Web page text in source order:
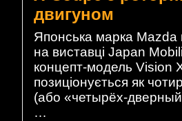
двигуном
Японська марка Mazda
на виставці Japan
концепт-модель Vision
позиціонується як
(або «четырёх-
…